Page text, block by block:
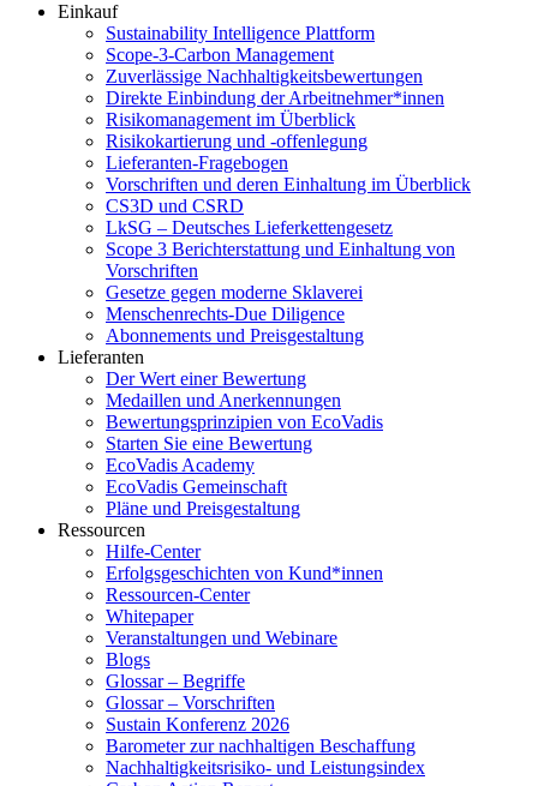
Einkauf
Sustainability Intelligence Plattform
Scope-3-Carbon Management
Zuverlässige Nachhaltigkeitsbewertungen
Direkte Einbindung der Arbeitnehmer*innen
Risikomanagement im Überblick
Risikokartierung und -offenlegung
Lieferanten-Fragebogen
Vorschriften und deren Einhaltung im Überblick
CS3D und CSRD
LkSG – Deutsches Lieferkettengesetz
Scope 3 Berichterstattung und Einhaltung von
Vorschriften
Gesetze gegen moderne Sklaverei
Menschenrechts-Due Diligence
Abonnements und Preisgestaltung
Lieferanten
Der Wert einer Bewertung
Medaillen und Anerkennungen
Bewertungsprinzipien von EcoVadis
Starten Sie eine Bewertung
EcoVadis Academy
EcoVadis Gemeinschaft
Pläne und Preisgestaltung
Ressourcen
Hilfe-Center
Erfolgsgeschichten von Kund*innen
Ressourcen-Center
Whitepaper
Veranstaltungen und Webinare
Blogs
Glossar – Begriffe
Glossar – Vorschriften
Sustain Konferenz 2026
Barometer zur nachhaltigen Beschaffung
Nachhaltigkeitsrisiko- und Leistungsindex